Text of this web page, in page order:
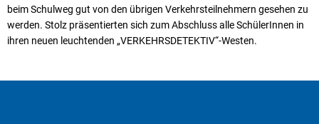
beim Schulweg gut von den übrigen Verkehrsteilnehmern gesehen zu
werden. Stolz präsentierten sich zum Abschluss alle SchülerInnen in
ihren neuen leuchtenden „VERKEHRSDETEKTIV“-Westen.